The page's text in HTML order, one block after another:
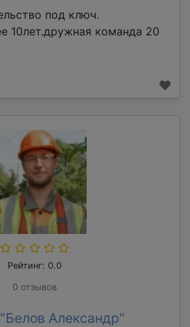
под ключ.
10лет.дружная команда 20
Рейтинг: 0.0
0 отзывов
Александр"